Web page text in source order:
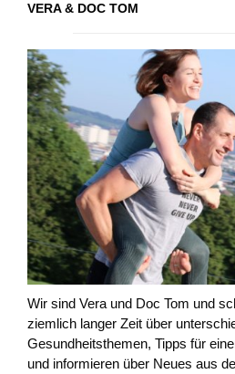
VERA & DOC TOM
Wir sind Vera und Doc Tom und
ziemlich langer Zeit über
Gesundheitsthemen, Tipps für
und informieren über Neues aus